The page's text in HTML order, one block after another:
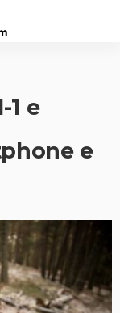
1 e
e